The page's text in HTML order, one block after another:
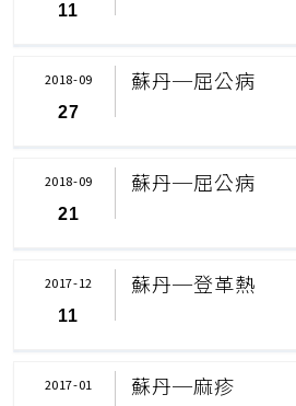
11
蘇丹─屈公病
2018-09
27
蘇丹─屈公病
2018-09
21
蘇丹─登革熱
2017-12
11
蘇丹─麻疹
2017-01